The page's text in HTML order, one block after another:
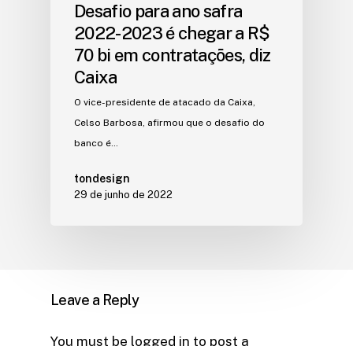
Desafio para ano safra
2022-2023 é chegar a R$
70 bi em contratações, diz
Caixa
O vice-presidente de atacado da Caixa,
Celso Barbosa, afirmou que o desafio do
banco é…
tondesign
29 de junho de 2022
Leave a Reply
You must be logged in to post a